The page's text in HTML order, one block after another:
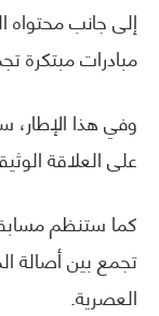
إلى جانب محتواه
مبادرات مبتكرة
على العلاقة
كما ستنظم
تجمع بين أصالة
العصرية.